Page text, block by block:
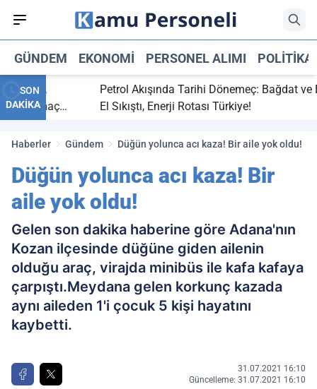
GÜNDEM EKONOMI PERSONEL ALIMI POLITIKA
SON
DAKİKA
bitti,
maç
Petrol Akışında Tarihi Dönemeç: Bağdat ve Erbil
El Sıkıştı, Enerji Rotası Türkiye!
Haberler Gündem Düğün yolunca acı kaza! Bir aile yok oldu!
Düğün yolunca acı kaza! Bir
aile yok oldu!
Gelen son dakika haberine göre Adana'nın
Kozan ilçesinde düğüne giden ailenin
olduğu araç, virajda minibüs ile kafa kafaya
çarpıştı.Meydana gelen korkunç kazada
aynı aileden 1'i çocuk 5 kişi hayatını
kaybetti.
31.07.2021 16:10
Güncelleme: 31.07.2021 16:10